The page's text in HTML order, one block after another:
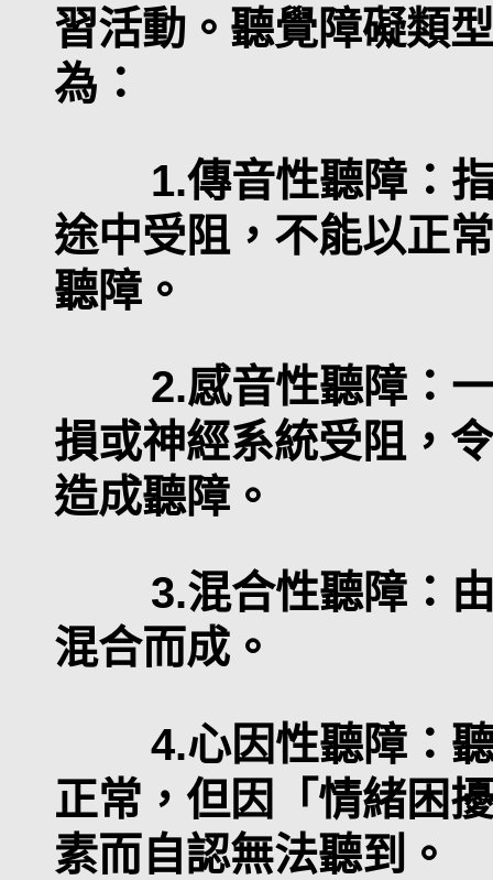
習活動。聽覺障礙類
為：
1.傳音性聽障：指
途中受阻，不能以正
聽障。
2.感音性聽障：一
損或神經系統受阻，
造成聽障。
3.混合性聽障：由
混合而成。
4.心因性聽障：聽
正常，但因「情緒困
素而自認無法聽到。